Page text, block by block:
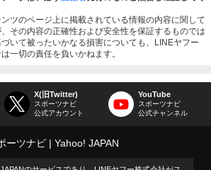
ツのページ上に掲載されている情報の内容に関して
その内容の正確性および安全性を保証するものでは
いて被ったいかなる損害についても、LINEヤフー
一切の責任を負いかねます。
X(旧Twitter)
スポーツナビ
公式アカウント
YouTube
スポーツナビ
公式チャンネル
ーツナビ Yahoo! JAPAN